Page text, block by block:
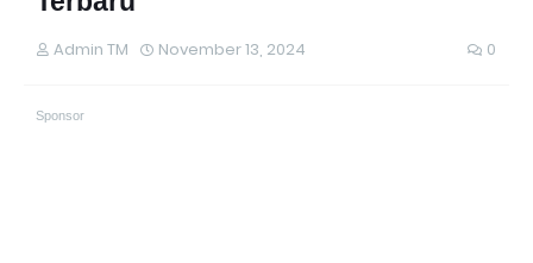
Admin TM November 13, 2024 0
Sponsor